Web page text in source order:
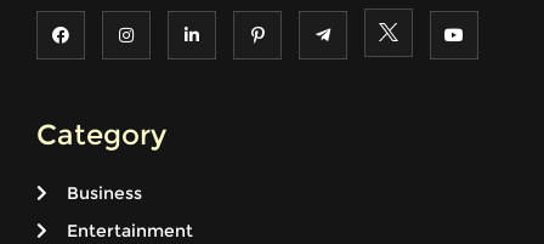
Category
Business
Entertainment